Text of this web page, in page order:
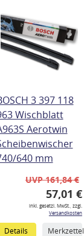
3 397 118
Wischblatt
Aerotwin
640 mm
UVP 161,84 €
57,01 €
inkl. gesetzl. MwSt., zzgl.
Versandkosten
Details Merkzettel